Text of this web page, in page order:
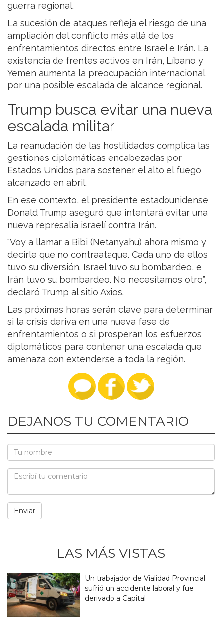
guerra regional.
La sucesión de ataques refleja el riesgo de una
ampliación del conflicto más allá de los
enfrentamientos directos entre Israel e Irán. La
existencia de frentes activos en Irán, Líbano y
Yemen aumenta la preocupación internacional
por una posible escalada de alcance regional.
Trump busca evitar una nueva
escalada militar
La reanudación de las hostilidades complica las
gestiones diplomáticas encabezadas por
Estados Unidos para sostener el alto el fuego
alcanzado en abril.
En ese contexto, el presidente estadounidense
Donald Trump aseguró que intentará evitar una
nueva represalia israelí contra Irán.
“Voy a llamar a Bibi (Netanyahu) ahora mismo y
decirle que no contraataque. Cada uno de ellos
tuvo su diversión. Israel tuvo su bombardeo, e
Irán tuvo su bombardeo. No necesitamos otro”,
declaró Trump al sitio Axios.
Las próximas horas serán clave para determinar
si la crisis deriva en una nueva fase de
enfrentamientos o si prosperan los esfuerzos
diplomáticos para contener una escalada que
amenaza con extenderse a toda la región.
DEJANOS TU COMENTARIO
LAS MÁS VISTAS
Un trabajador de Vialidad Provincial
sufrió un accidente laboral y fue
derivado a Capital